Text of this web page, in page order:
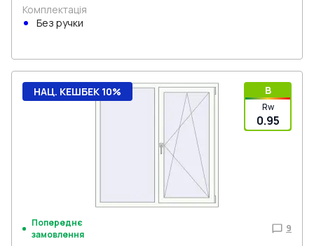
Комплектація
Без ручки
B
Rw
0.95
НАЦ. КЕШБЕК 10%
Попереднє
замовлення
9